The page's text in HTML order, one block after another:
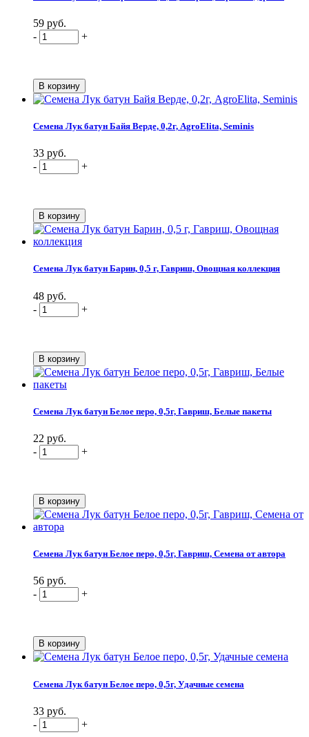
59 руб.
-
+
Семена Лук батун Байя Верде, 0,2г, AgroElita, Seminis
33 руб.
-
+
Семена Лук батун Барин, 0,5 г, Гавриш, Овощная коллекция
48 руб.
-
+
Семена Лук батун Белое перо, 0,5г, Гавриш, Белые пакеты
22 руб.
-
+
Семена Лук батун Белое перо, 0,5г, Гавриш, Семена от автора
56 руб.
-
+
Семена Лук батун Белое перо, 0,5г, Удачные семена
33 руб.
-
+